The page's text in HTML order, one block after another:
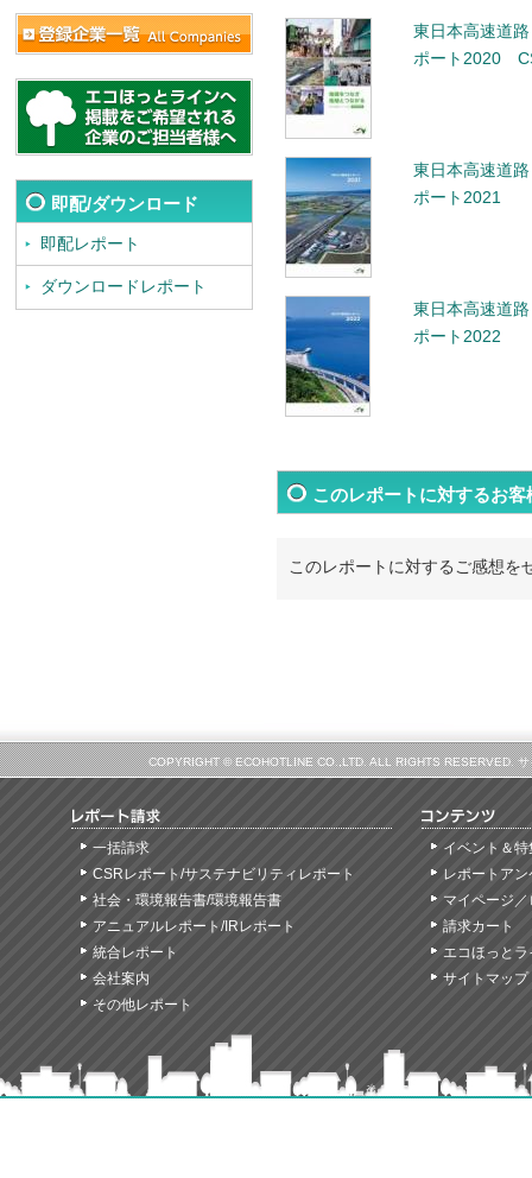
即配/ダウンロード
即配レポート
ダウンロードレポート
東日本高速道
ポート2020
東日本高速道
ポート2021
東日本高速道
ポート2022
このレポートに対するお客
このレポートに対するご感想を
COPYRIGHT © ECOHOTLINE CO.,LTD. ALL RIGHTS RESERVED.
一括請求
CSRレポート/サステナビリティレポート
社会・環境報告書/環境報告書
アニュアルレポート/IRレポート
統合レポート
会社案内
その他レポート
イベント＆特
レポートア
マイページ
請求カート
エコほっと
サイトマップ